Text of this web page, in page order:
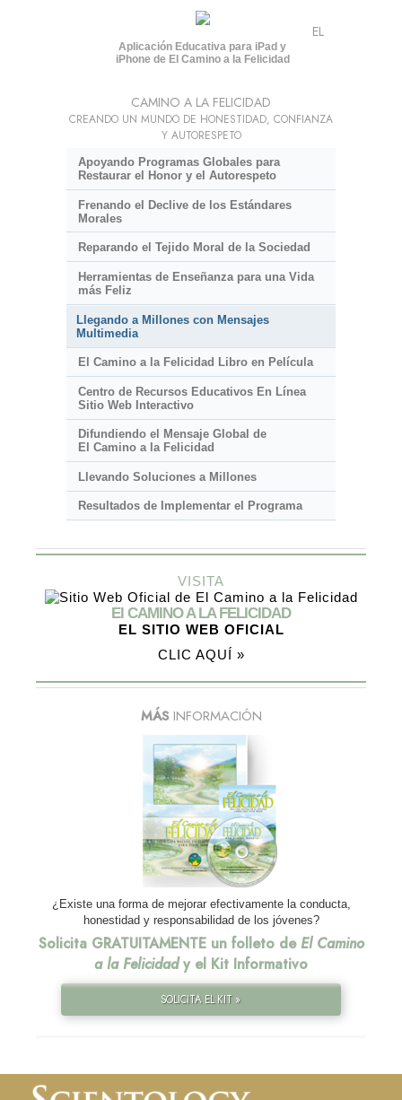
Aplicación Educativa para iPad y
iPhone de El Camino a la Felicidad
EL
CAMINO A LA FELICIDAD
CREANDO UN MUNDO DE HONESTIDAD, CONFIANZA
Y AUTORESPETO
Apoyando Programas Globales para
Restaurar el Honor y el Autorespeto
Frenando el Declive de los Estándares
Morales
Reparando el Tejido Moral de la Sociedad
Herramientas de Enseñanza para una Vida
más Feliz
Llegando a Millones con Mensajes
Multimedia
El Camino a la Felicidad Libro en Película
Centro de Recursos Educativos En Línea
Sitio Web Interactivo
Difundiendo el Mensaje Global de
El Camino a la Felicidad
Llevando Soluciones a Millones
Resultados de Implementar el Programa
VISITA
El CAMINO A LA FELICIDAD
EL SITIO WEB OFICIAL
CLIC AQUÍ »
MÁSINFORMACIÓN
¿Existe una forma de mejorar efectivamente la conducta,
honestidad y responsabilidad de los jóvenes?
Solicita GRATUITAMENTE un folleto de El Camino
a la Felicidady el Kit Informativo
SOLICITA EL KIT »